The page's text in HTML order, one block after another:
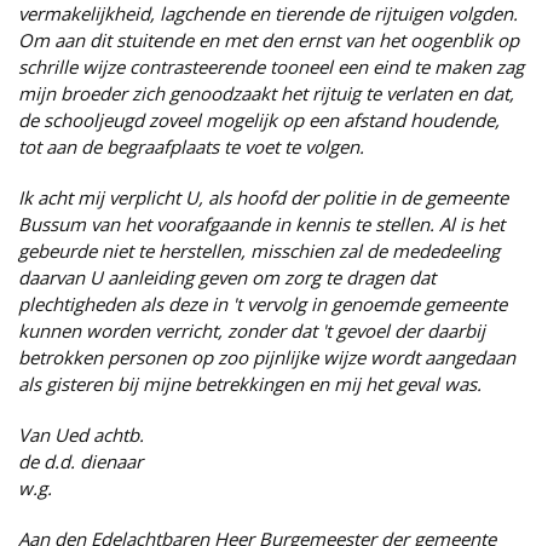
vermakelijkheid, lagchende en tierende de rijtuigen volgden.
Om aan dit stuitende en met den ernst van het oogenblik op
schrille wijze contrasteerende tooneel een eind te maken zag
mijn broeder zich genoodzaakt het rijtuig te verlaten en dat,
de schooljeugd zoveel mogelijk op een afstand houdende,
tot aan de begraafplaats te voet te volgen.
Ik acht mij verplicht U, als hoofd der politie in de gemeente
Bussum van het voorafgaande in kennis te stellen. Al is het
gebeurde niet te herstellen, misschien zal de mededeeling
daarvan U aanleiding geven om zorg te dragen dat
plechtigheden als deze in 't vervolg in genoemde gemeente
kunnen worden verricht, zonder dat 't gevoel der daarbij
betrokken personen op zoo pijnlijke wijze wordt aangedaan
als gisteren bij mijne betrekkingen en mij het geval was.
Van Ued achtb.
de d.d. dienaar
w.g.
Aan den Edelachtbaren Heer Burgemeester der gemeente